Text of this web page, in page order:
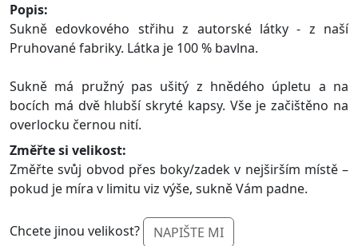
Popis:
Sukně edovkového střihu z autorské látky - z naší
Pruhované fabriky. Látka je 100 % bavlna.
Sukně má pružný pas ušitý z hnědého úpletu a na
bocích má dvě hlubší skryté kapsy. Vše je začištěno na
overlocku černou nití.
Změřte si velikost:
Změřte svůj obvod přes boky/zadek v nejširším místě –
pokud je míra v limitu viz výše, sukně Vám padne.
Chcete jinou velikost? NAPIŠTE MI